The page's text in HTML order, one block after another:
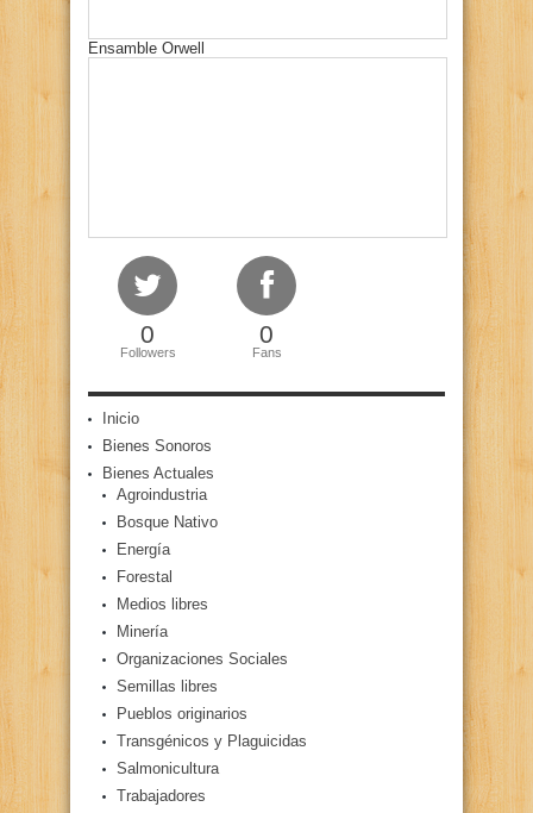
Ensamble Orwell
0
Followers
0
Fans
Inicio
Bienes Sonoros
Bienes Actuales
Agroindustria
Bosque Nativo
Energía
Forestal
Medios libres
Minería
Organizaciones Sociales
Semillas libres
Pueblos originarios
Transgénicos y Plaguicidas
Salmonicultura
Trabajadores